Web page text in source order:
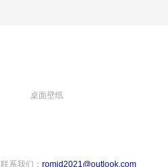
桌面壁纸
联系我们： romjd2021@outlook.com